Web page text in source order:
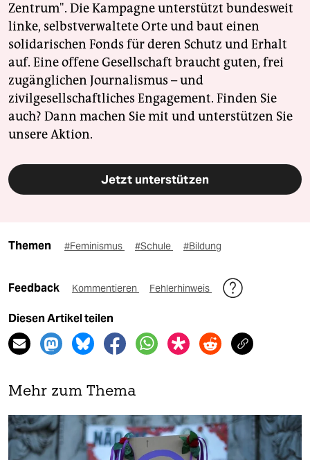
Zentrum". Die Kampagne unterstützt bundesweit
linke, selbstverwaltete Orte und baut einen
solidarischen Fonds für deren Schutz und Erhalt
auf. Eine offene Gesellschaft braucht guten, frei
zugänglichen Journalismus – und
zivilgesellschaftliches Engagement. Finden Sie
auch? Dann machen Sie mit und unterstützen Sie
unsere Aktion.
Jetzt unterstützen
Themen #Feminismus #Schule #Bildung
Feedback Kommentieren Fehlerhinweis
Diesen Artikel teilen
Mehr zum Thema